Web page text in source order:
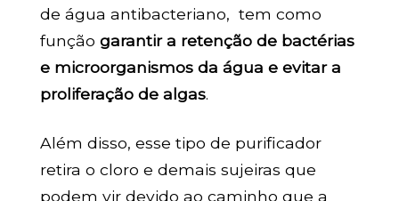
de água antibacteriano, tem como
função garantir a retenção de bactérias
e microorganismos da água e evitar a
proliferação de algas.
Além disso, esse tipo de purificador
retira o cloro e demais sujeiras que
podem vir devido ao caminho que a